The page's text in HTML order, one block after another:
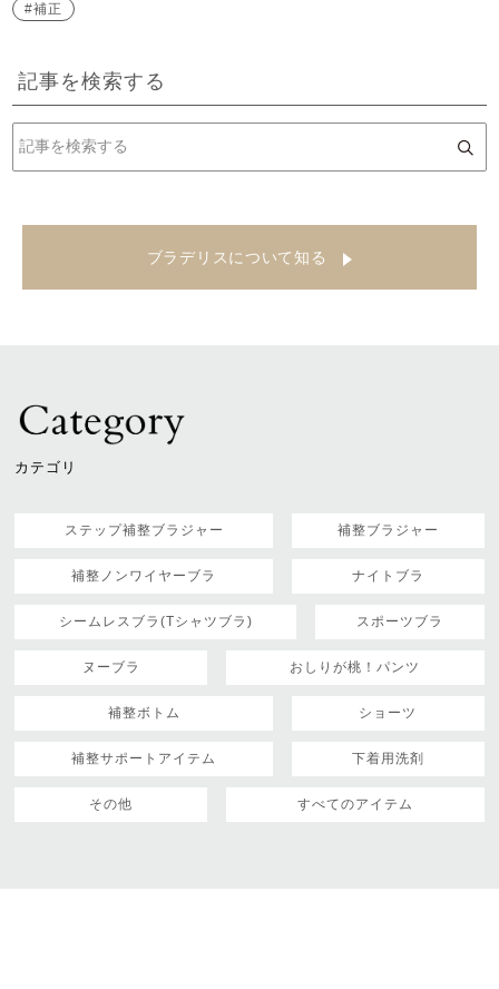
補正
記事を検索する
ブラデリスについて知る
カテゴリ
ステップ補整ブラジャー 補整ブラジャー
補整ノンワイヤーブラ ナイトブラ
シームレスブラ(Tシャツブラ) スポーツブラ
ヌーブラ おしりが桃！パンツ
補整ボトム ショーツ
補整サポートアイテム 下着用洗剤
その他 すべてのアイテム